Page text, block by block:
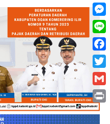
Line
Print